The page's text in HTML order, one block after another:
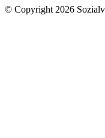
© Copyright 2026